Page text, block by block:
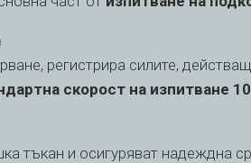
регистрира силите,
скорост на изпитване
тъкан и осигуряват надеждна